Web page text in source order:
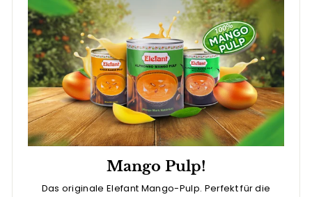
Mango Pulp!
Das originale Elefant Mango-Pulp. Perfekt für die